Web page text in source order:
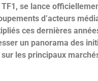
TF1, se lance
d’acteurs
ces dernières
un panorama des
les principaux